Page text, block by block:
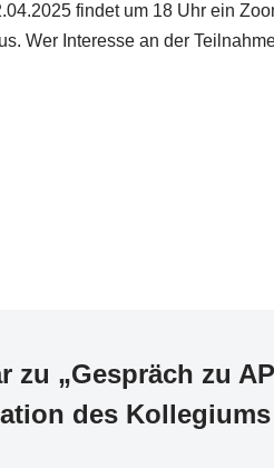
findet um 18 Uhr ein
Wer Interesse an der
zu „Gespräch zu
des